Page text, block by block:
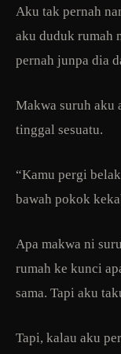
Aku tak pernah
aku duduk rumah
pernah junpa dia
Makwa suruh aku
tinggal sesuatu.
“Kamu pergi
bawah pokok
Apa makwa ni
rumah ke kunci
sama. Tapi aku
Tapi, kalau aku